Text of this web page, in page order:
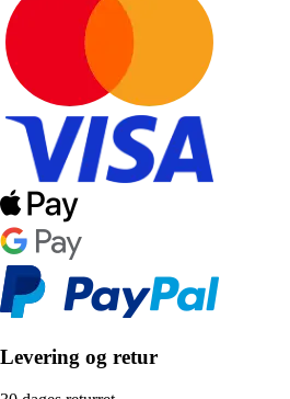
Levering og retur